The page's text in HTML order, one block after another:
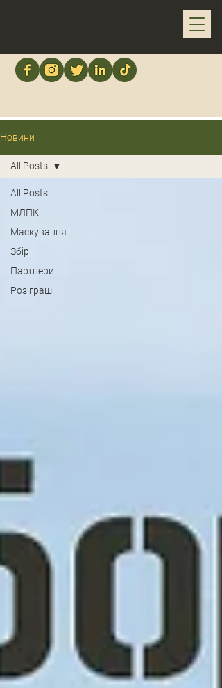
Новини
All Posts
МЛПК
Маскування
Збір
Партнери
Розіграш
All Posts